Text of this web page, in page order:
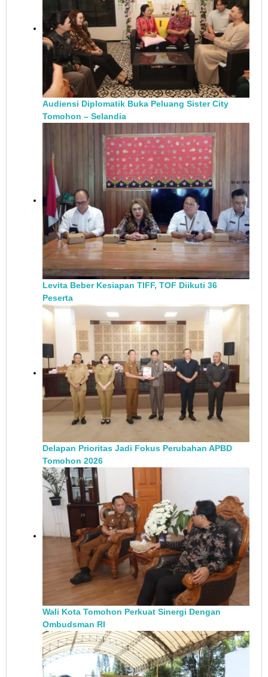
Audiensi Diplomatik Buka Peluang Sister City
Tomohon – Selandia
Levita Beber Kesiapan TIFF, TOF Diikuti 36
Peserta
Delapan Prioritas Jadi Fokus Perubahan APBD
Tomohon 2026
Wali Kota Tomohon Perkuat Sinergi Dengan
Ombudsman RI